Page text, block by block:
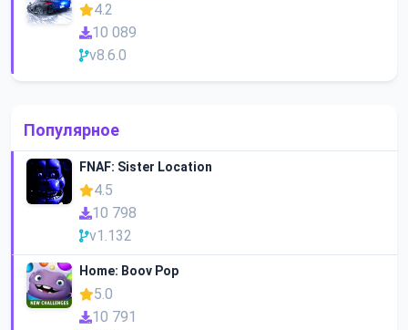
4.2
10 089
v8.6.0
Популярное
FNAF: Sister Location
4.5
10 798
v1.132
Home: Boov Pop
5.0
10 791